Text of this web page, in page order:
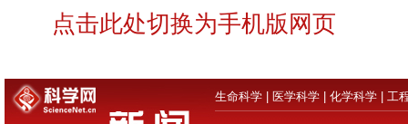
点击此处切换为手机版网页
生命科学 医学科学 化学科学 工